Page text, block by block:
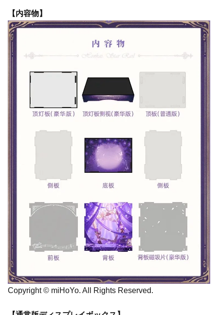
【内容物】
Copyright © miHoYo. All Rights Reserved.